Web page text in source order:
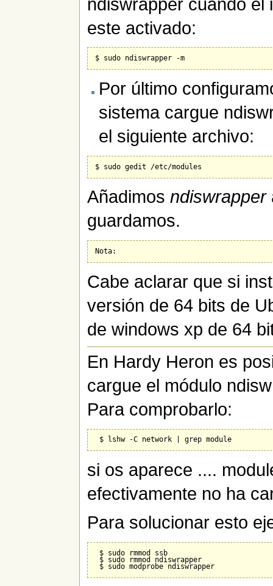
ndiswrapper cuando el
este activado:
Por último
sistema cargue
el siguiente archivo:
Añadimosndiswrapper
guardamos.
Cabe aclarar que si
versión de 64 bits de
de windows xp de 64
En Hardy Heron es
cargue el módulo
Para comprobarlo:
si os aparece ....
efectivamente no ha
Para solucionar esto
$ sudo rmmod ssb
$ sudo rmmod ndiswrapper